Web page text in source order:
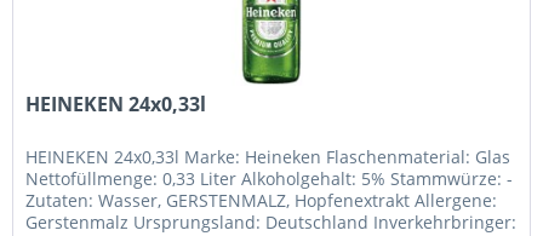
HEINEKEN 24x0,33l
HEINEKEN 24x0,33l Marke: Heineken Flaschenmaterial: Glas
Nettofüllmenge: 0,33 Liter Alkoholgehalt: 5% Stammwürze: -
Zutaten: Wasser, GERSTENMALZ, Hopfenextrakt Allergene:
Gerstenmalz Ursprungsland: Deutschland Inverkehrbringer: